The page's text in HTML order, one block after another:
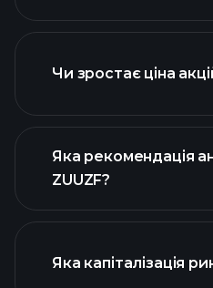
Чи зростає ціна
Яка рекомендація
ZUUZF?
Яка капіталізація